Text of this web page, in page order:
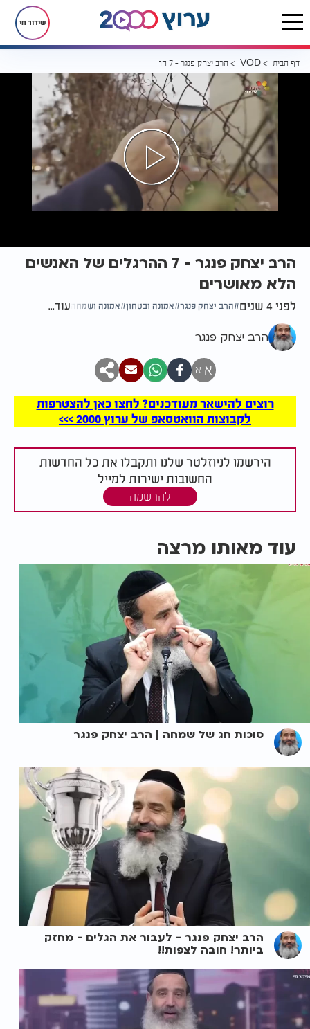
שידור חי
דף הבית VOD הרב יצחק פנגר - 7 ההרגלים של האנשים הלא מאושרים
הרב יצחק פנגר - 7 ההרגלים של האנשים
הלא מאושרים
לפני 4 שנים הרב יצחק פנגר אמונה ובטחון אמונה ושמחה עוד...
הרב יצחק פנגר
א א
רוצים להישאר מעודכנים? לחצו כאן להצטרפות
לקבוצות הוואטסאפ של ערוץ 2000 >>>
הירשמו לניוזלטר שלנו ותקבלו את כל החדשות
החשובות ישירות למייל
להרשמה
עוד מאותו מרצה
סוכות חג של שמחה | הרב יצחק פנגר
הרב יצחק פנגר - לעבור את הגלים - מחזק
ביותר! חובה לצפות!!